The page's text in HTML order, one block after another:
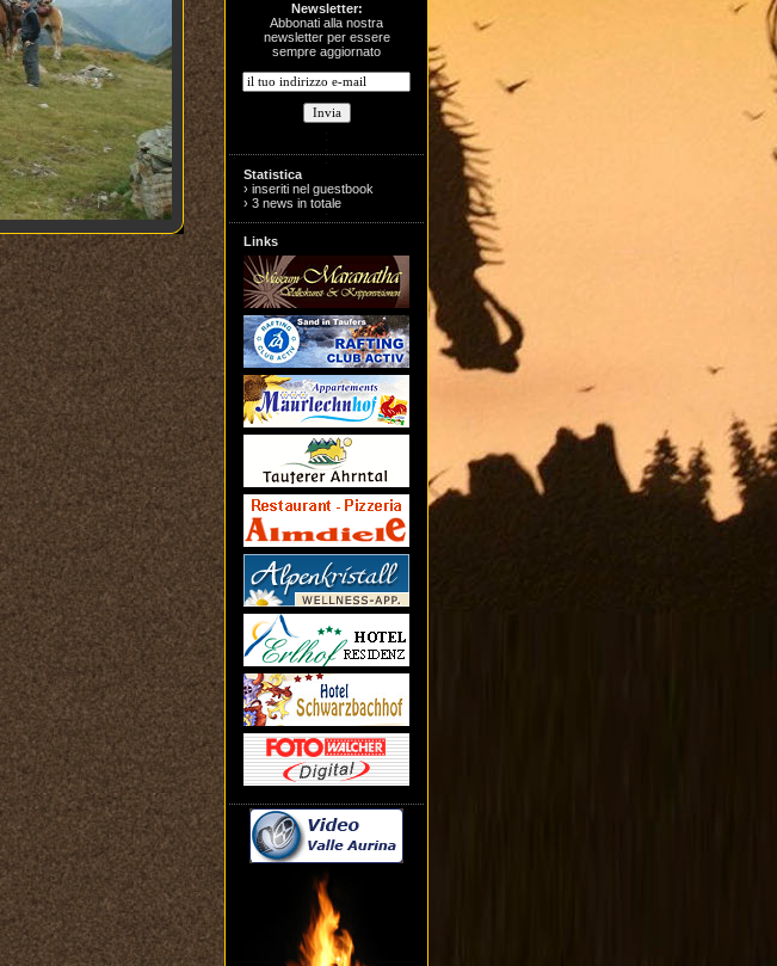
Newsletter:
Abbonati alla nostra
newsletter per essere
sempre aggiornato
Statistica
› inseriti nel guestbook
› 3 news in totale
Links